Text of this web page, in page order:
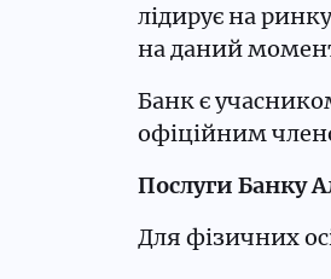
лідирує на
на даний
Банк є
офіційним
Послуги Банку
Для фізичних